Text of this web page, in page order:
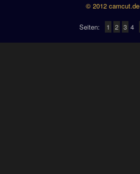
© 2012 camcut.de
Seiten: 1 2 3 4